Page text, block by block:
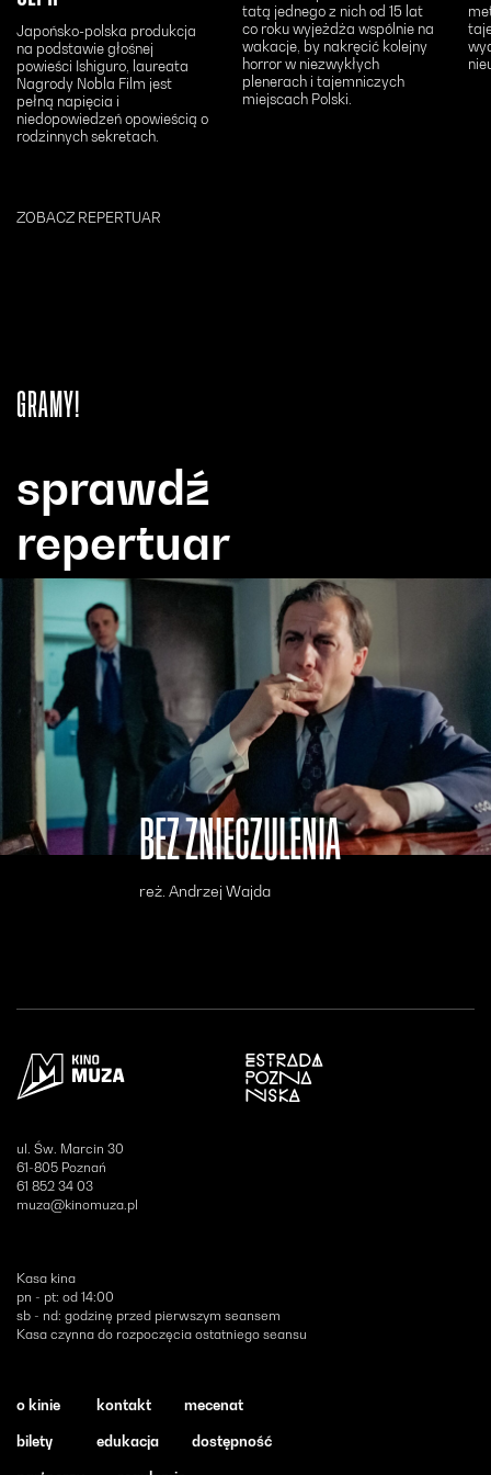
Japońsko-polska produkcja
na podstawie głośnej
powieści Ishiguro, laureata
Nagrody Nobla Film jest
pełną napięcia i
niedopowiedzeń opowieścią o
rodzinnych sekretach.
tatą jednego z nich od 15 lat
co roku wyjeżdża wspólnie na
wakacje, by nakręcić kolejny
horror w niezwykłych
plenerach i tajemniczych
miejscach Polski.
ZOBACZ REPERTUAR
GRAMY!
BEZ ZNIECZULENIA
reż. Andrzej Wajda
sprawdź
repertuar
Otwiera się w nowym oknie
ul. Św. Marcin 30
61-805 Poznań
61 852 34 03
muza@kinomuza.pl
Kasa kina
pn - pt: od 14:00
sb - nd: godzinę przed pierwszym seansem
Kasa czynna do rozpoczęcia ostatniego seansu
o kinie kontakt mecenat
bilety edukacja dostępność